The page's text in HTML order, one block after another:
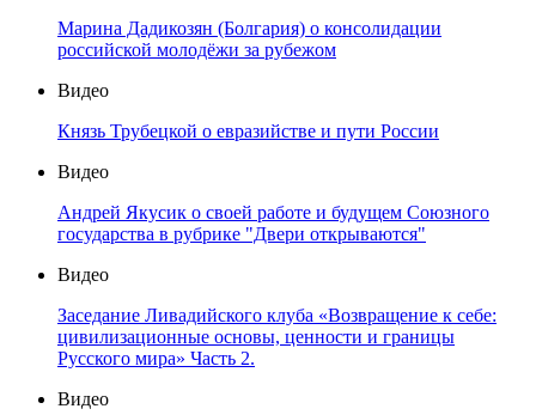
Марина Дадикозян (Болгария) о консолидации
российской молодёжи за рубежом
Видео
Князь Трубецкой о евразийстве и пути России
Видео
Андрей Якусик о своей работе и будущем Союзного
государства в рубрике "Двери открываются"
Видео
Заседание Ливадийского клуба «Возвращение к себе:
цивилизационные основы, ценности и границы
Русского мира» Часть 2.
Видео